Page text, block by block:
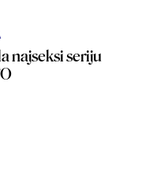
najseksi seriju